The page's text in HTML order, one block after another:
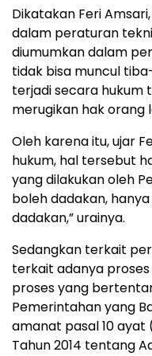
Dikatakan Feri
dalam peraturan
diumumkan dalam
tidak bisa muncul
terjadi secara hukum
merugikan hak orang
Oleh karena itu, ujar
hukum, hal tersebut
yang dilakukan oleh
boleh dadakan,
dadakan,” urainya.
Sedangkan terkait
terkait adanya
proses yang
Pemerintahan yang
amanat pasal 10 ayat
Tahun 2014 tentang